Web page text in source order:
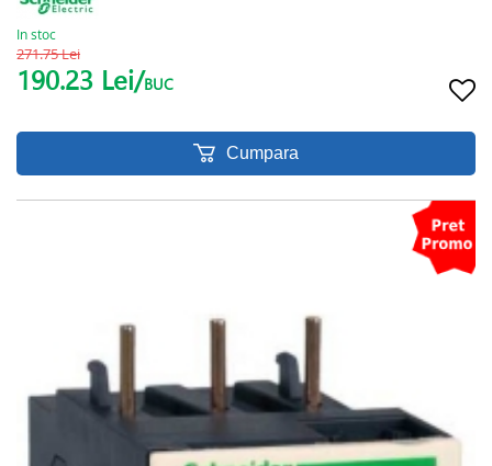
In stoc
271.75 Lei
190.23 Lei/BUC
Cumpara